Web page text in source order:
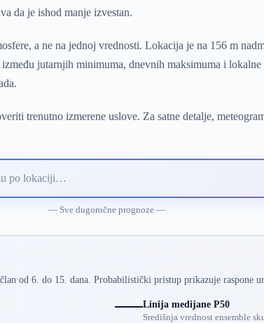
da je ishod manje izvestan.
a ne na jednoj vrednosti. Lokacija je na 156 m
jutarnjih minimuma, dnevnih maksimuma i
trenutno izmerene uslove. Za satne detalje,
— Sve dugoročne prognoze —
od 6. do 15. dana. Probabilistički pristup prikazuje raspone
Linija medijane P50
Središnja vrednost ensemble